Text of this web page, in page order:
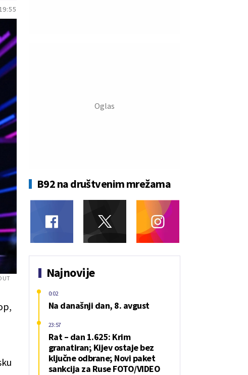
19:55
B92 na društvenim mrežama
Najnovije
Na današnji dan, 8. avgust
0:02
Rat – dan 1.625: Krim
granatiran; Kijev ostaje bez
ključne odbrane; Novi paket
sankcija za Ruse FOTO/VIDEO
23:57